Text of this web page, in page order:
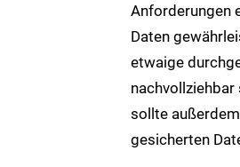
Anforderungen
Daten
etwaige
sollte
gesicherten